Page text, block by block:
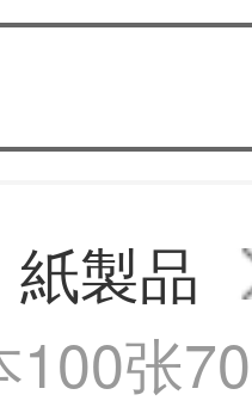
製品
张